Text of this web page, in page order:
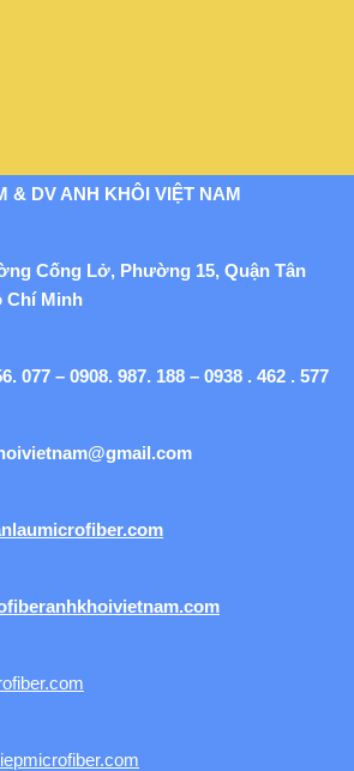
& DV ANH KHÔI VIỆT NAM
Cống Lở, Phường 15, Quận Tân
Chí Minh
077 – 0908. 987. 188 – 0938 . 462 . 577